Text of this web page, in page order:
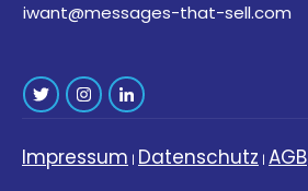
iwant@messages-that-sell.com
Impressum | Datenschutz | AGB